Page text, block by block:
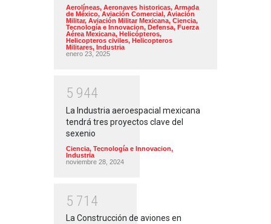
Aerolíneas, Aeronaves historicas, Armada
de México, Aviación Comercial, Aviación
Militar, Aviación Militar Mexicana, Ciencia,
Tecnología e Innovacion, Defensa, Fuerza
Aérea Mexicana, Helicópteros,
Helicopteros civiles, Helicopteros
Militares, Industria
enero 23, 2025
5 944
La Industria aeroespacial mexicana
tendrá tres proyectos clave del
sexenio
Ciencia, Tecnología e Innovacion,
Industria
noviembre 28, 2024
5 71 4
La Construcción de aviones en